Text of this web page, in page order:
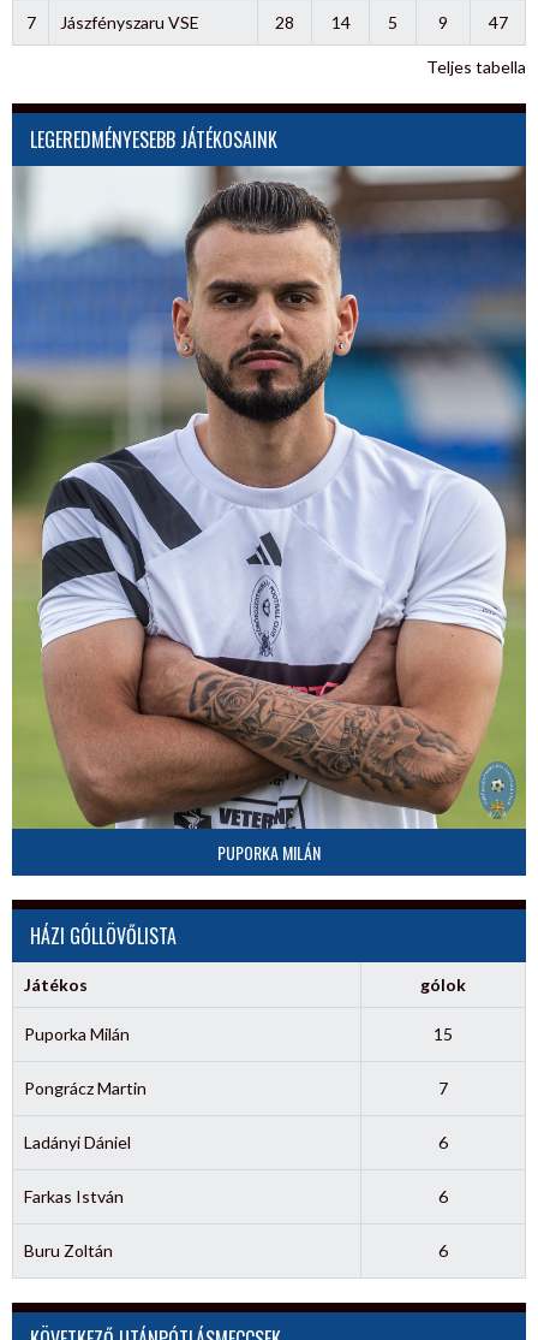
7 Jászfényszaru VSE 28 14 5 9 47
Teljes tabella
LEGEREDMÉNYESEBB JÁTÉKOSAINK
PUPORKA MILÁN
HÁZI GÓLLÖVŐLISTA
Játékos gólok
Puporka Milán 15
Pongrácz Martin 7
Ladányi Dániel 6
Farkas István 6
Buru Zoltán 6